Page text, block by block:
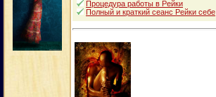
Процедура работы в Рейки
Полный и краткий сеанс Рейки себе